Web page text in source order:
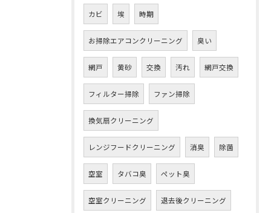
カビ 埃 時期
お掃除エアコンクリーニング 臭い
網戸 黄砂 交換 汚れ 網戸交換
フィルター掃除 ファン掃除
換気扇クリーニング
レンジフードクリーニング 消臭 除菌
空室 タバコ臭 ペット臭
空室クリーニング 退去後クリーニング